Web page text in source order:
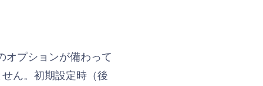
プションが備わって
ん。初期設定時（後